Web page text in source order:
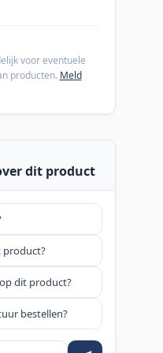
voor eventuele
producten. Meld
dit product
product?
dit product?
bestellen?